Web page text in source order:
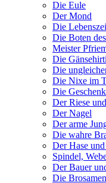
Die Eule
Der Mond
Die
Die Boten
Meister
Die
Die
Die Nixe im
Die
Der Riese
Der Nagel
Der arme
Die wahre
Der Hase
Spindel,
Der Bauer
Die